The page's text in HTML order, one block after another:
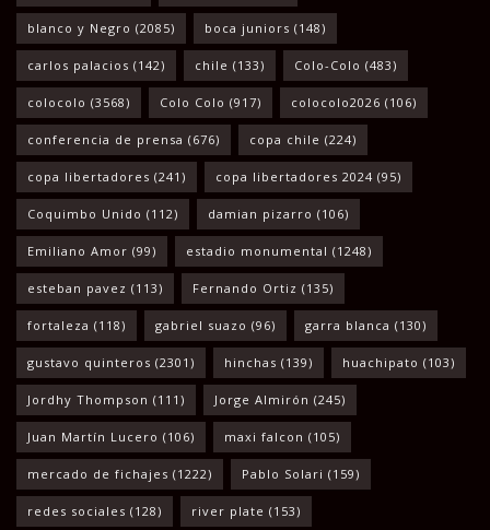
blanco y Negro (2085) boca juniors (148)
carlos palacios (142) chile (133) Colo-Colo (483)
colocolo (3568) Colo Colo (917) colocolo2026 (106)
conferencia de prensa (676) copa chile (224)
copa libertadores (241) copa libertadores 2024 (95)
Coquimbo Unido (112) damian pizarro (106)
Emiliano Amor (99) estadio monumental (1248)
esteban pavez (113) Fernando Ortiz (135)
fortaleza (118) gabriel suazo (96) garra blanca (130)
gustavo quinteros (2301) hinchas (139) huachipato (103)
Jordhy Thompson (111) Jorge Almirón (245)
Juan Martín Lucero (106) maxi falcon (105)
mercado de fichajes (1222) Pablo Solari (159)
redes sociales (128) river plate (153)